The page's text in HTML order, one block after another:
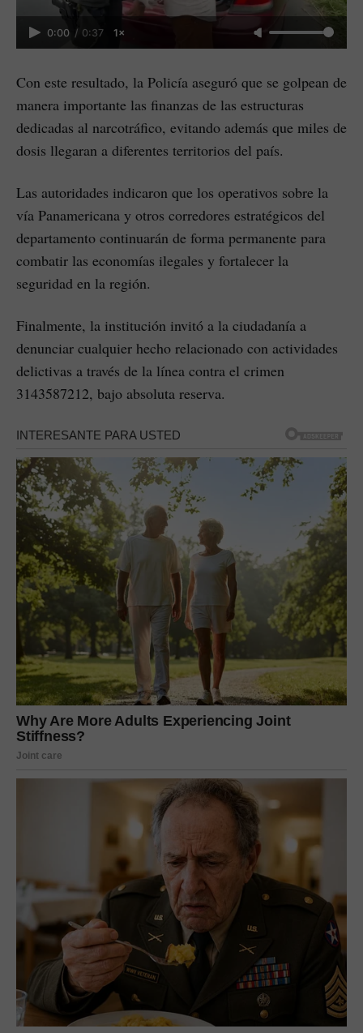
0:00 / 0:37 1×
Con este resultado, la Policía aseguró que se golpean de
manera importante las finanzas de las estructuras
dedicadas al narcotráfico, evitando además que miles de
dosis llegaran a diferentes territorios del país.
Las autoridades indicaron que los operativos sobre la
vía Panamericana y otros corredores estratégicos del
departamento continuarán de forma permanente para
combatir las economías ilegales y fortalecer la
seguridad en la región.
Finalmente, la institución invitó a la ciudadanía a
denunciar cualquier hecho relacionado con actividades
delictivas a través de la línea contra el crimen
3143587212, bajo absoluta reserva.